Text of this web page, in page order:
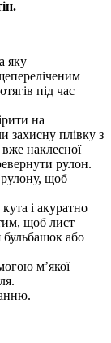
яку
під час
на
захисну плівку з
наклеєної
рулон.
рулону, щоб
і акуратно
щоб лист
бульбашок або
м’якої